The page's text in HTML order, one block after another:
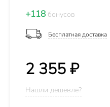
+118 бонусов
Бесплатная доставка
2 355 ₽
Нашли дешевле?